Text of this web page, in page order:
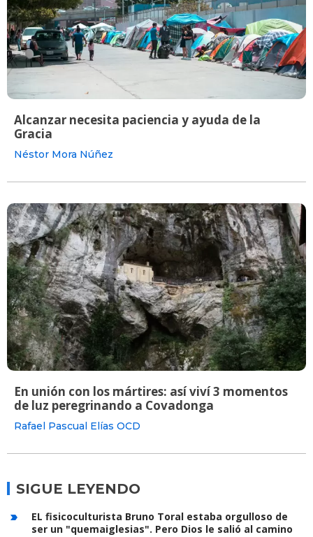
Alcanzar necesita paciencia y ayuda de la
Gracia
Néstor Mora Núñez
En unión con los mártires: así viví 3 momentos
de luz peregrinando a Covadonga
Rafael Pascual Elías OCD
SIGUE LEYENDO
EL fisicoculturista Bruno Toral estaba orgulloso de
ser un "quemaiglesias". Pero Dios le salió al camino